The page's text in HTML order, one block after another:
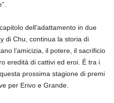
dell’adattamento in due
di Chu, continua la storia di
l’amicizia, il potere, il sacrificio
eredità di cattivi ed eroi. È tra i
prossima stagione di premi
per Erivo e Grande.